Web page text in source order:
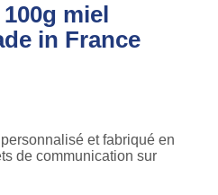
miel
in France
et fabriqué en
de communication sur